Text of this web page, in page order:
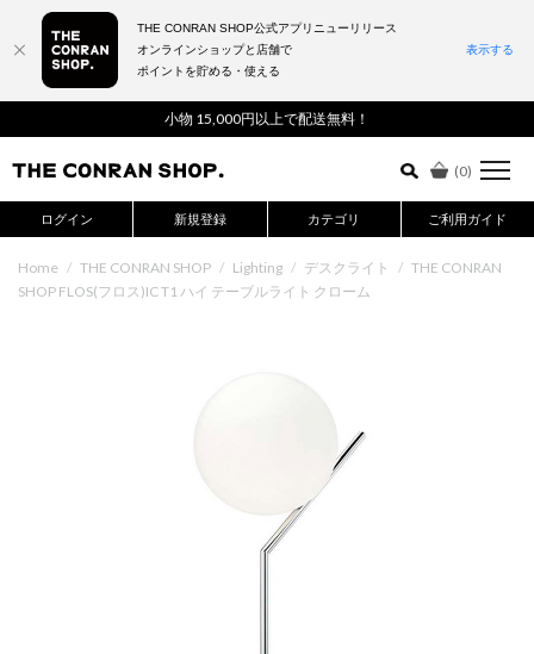
小物 15,000円以上で配送無料！
(0)
ログイン 新規登録 カテゴリ ご利用ガイド
詳細検索はこちら
Home / THE CONRAN SHOP / Lighting / デスクライト / THE CONRAN
SHOP FLOS(フロス)IC T1 ハイ テーブルライト クローム
THE CONRAN SHOP公式アプリニューリリース
オンラインショップと店舗で
ポイントを貯める・使える
表示する